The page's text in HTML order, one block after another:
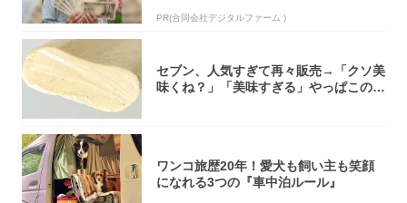
PR(合同会社デジタルファーム )
セブン、人気すぎて再々販売→「クソ美
味くね？」「美味すぎる」やっぱこのク
ワンコ旅歴20年！愛犬も飼い主も笑顔
になれる3つの『車中泊ルール』